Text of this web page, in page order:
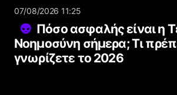
07/08/2026 11:25
Πόσο ασφαλής είναι η
Νοημοσύνη σήμερα; Τι
γνωρίζετε το 2026